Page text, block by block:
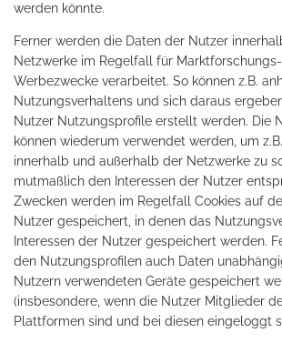
werden könnte.
Ferner werden die Daten der Nutzer
Netzwerke im Regelfall für
Werbezwecke verarbeitet. So können z.B.
Nutzungsverhaltens und sich daraus
Nutzer Nutzungsprofile erstellt werden. Die
können wiederum verwendet werden, um
innerhalb und außerhalb der Netzwerke zu
mutmaßlich den Interessen der Nutzer
Zwecken werden im Regelfall Cookies auf
Nutzer gespeichert, in denen das
Interessen der Nutzer gespeichert werden.
den Nutzungsprofilen auch Daten
Nutzern verwendeten Geräte gespeichert
(insbesondere, wenn die Nutzer Mitglieder
Plattformen sind und bei diesen eingeloggt